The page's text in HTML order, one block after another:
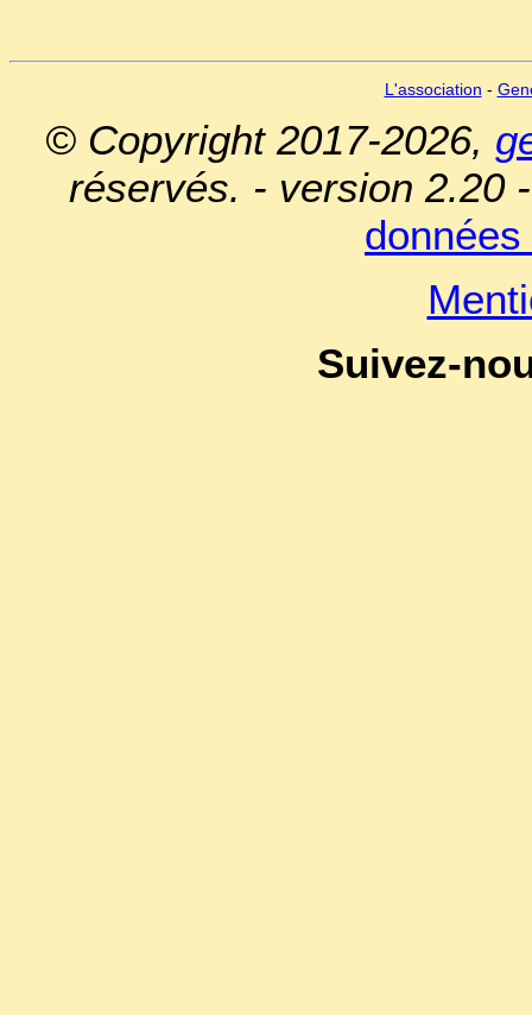
L'association -
© Copyright 2017-2026,
réservés. - version 2.20
Suivez-